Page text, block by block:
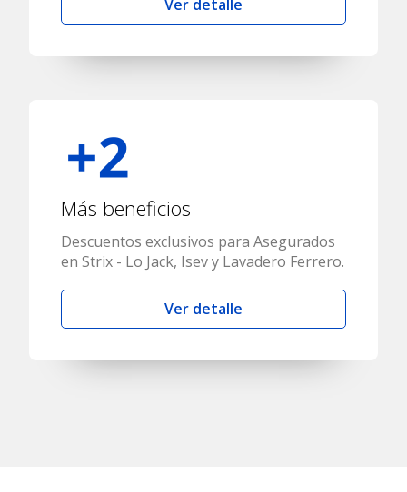
Ver detalle
Más beneficios
Descuentos exclusivos para Asegurados
en Strix - Lo Jack, Isev y Lavadero Ferrero.
Ver detalle